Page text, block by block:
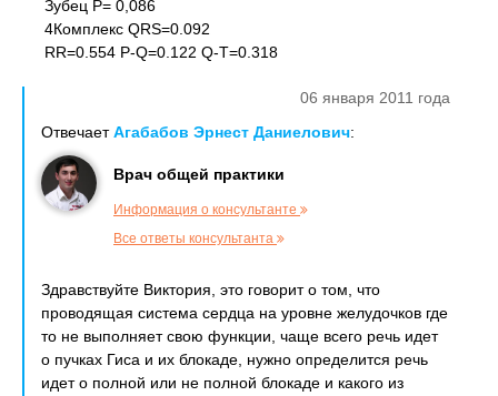
Зубец Р= 0,086
4Комплекс QRS=0.092
RR=0.554 P-Q=0.122 Q-T=0.318
06 января 2011 года
ОтвечаетАгабабов Эрнест Даниелович:
Врач общей практики
Информация о консультанте
Все ответы консультанта
Здравствуйте Виктория, это говорит о том, что
проводящая система сердца на уровне желудочков где
то не выполняет свою функции, чаще всего речь идет
о пучках Гиса и их блокаде, нужно определится речь
идет о полной или не полной блокаде и какого из